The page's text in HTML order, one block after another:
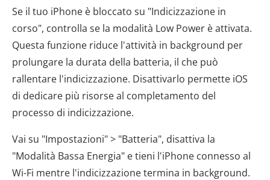
Se il tuo iPhone è bloccato su "Indicizzazione in
corso", controlla se la modalità Low Power è attivata.
Questa funzione riduce l'attività in background per
prolungare la durata della batteria, il che può
rallentare l'indicizzazione. Disattivarlo permette iOS
di dedicare più risorse al completamento del
processo di indicizzazione.
Vai su "Impostazioni" > "Batteria", disattiva la
"Modalità Bassa Energia" e tieni l'iPhone connesso al
Wi-Fi mentre l'indicizzazione termina in background.